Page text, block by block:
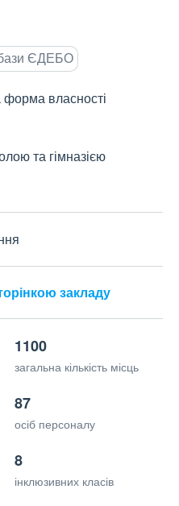
бази ЄДЕБО
власності
та гімназією
закладу
1100
загальна кількість місць
87
осіб персоналу
8
інклюзивних класів